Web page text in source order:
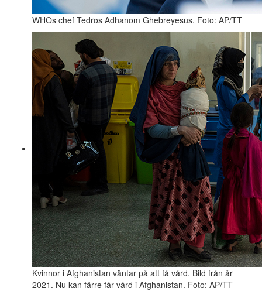
WHOs chef Tedros Adhanom Ghebreyesus. Foto: AP/TT
Kvinnor i Afghanistan väntar på att få vård. Bild från år
2021. Nu kan färre får vård i Afghanistan. Foto: AP/TT